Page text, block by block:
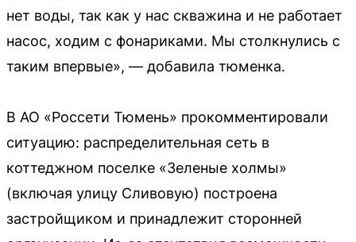
нет воды, так как у нас скважина и не работает
насос, ходим с фонариками. Мы столкнулись с
таким впервые», — добавила тюменка.
В АО «Россети Тюмень» прокомментировали
ситуацию: распределительная сеть в
коттеджном поселке «Зеленые холмы»
(включая улицу Сливовую) построена
застройщиком и принадлежит сторонней